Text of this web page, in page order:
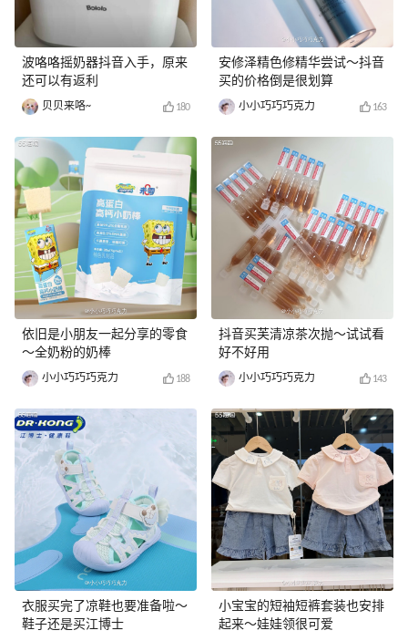
波咯咯摇奶器抖音入手，原来
还可以有返利
贝贝来咯~ 180
依旧是小朋友一起分享的零食
～全奶粉的奶棒
小小巧巧巧克力 188
衣服买完了凉鞋也要准备啦～
鞋子还是买江博士
安修泽精色修精华尝试～抖音
买的价格倒是很划算
小小巧巧巧克力 163
抖音买芙清凉茶次抛～试试看
好不好用
小小巧巧巧克力 143
小宝宝的短袖短裤套装也安排
起来～娃娃领很可爱